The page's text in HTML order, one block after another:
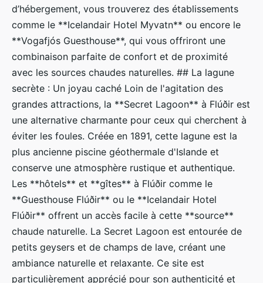
d’hébergement, vous trouverez des établissements
comme le **Icelandair Hotel Myvatn** ou encore le
**Vogafjós Guesthouse**, qui vous offriront une
combinaison parfaite de confort et de proximité
avec les sources chaudes naturelles. ## La lagune
secrète : Un joyau caché Loin de l'agitation des
grandes attractions, la **Secret Lagoon** à Flúðir est
une alternative charmante pour ceux qui cherchent à
éviter les foules. Créée en 1891, cette lagune est la
plus ancienne piscine géothermale d'Islande et
conserve une atmosphère rustique et authentique.
Les **hôtels** et **gîtes** à Flúðir comme le
**Guesthouse Flúðir** ou le **Icelandair Hotel
Flúðir** offrent un accès facile à cette **source**
chaude naturelle. La Secret Lagoon est entourée de
petits geysers et de champs de lave, créant une
ambiance naturelle et relaxante. Ce site est
particulièrement apprécié pour son authenticité et